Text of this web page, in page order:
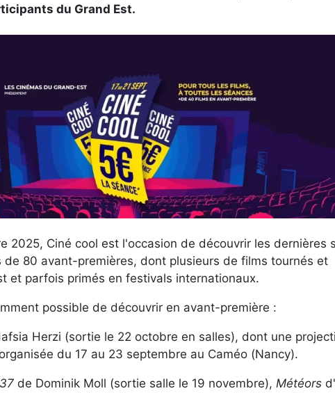
du Grand Est.
2025, Ciné cool est l'occasion de découvrir les dernières
de 80 avant-premières, dont plusieurs de films tournés et
et parfois primés en festivals internationaux.
possible de découvrir en avant-première :
Herzi (sortie le 22 octobre en salles), dont une
du 17 au 23 septembre au Caméo (Nancy).
de Dominik Moll (sortie salle le 19 novembre), Météors